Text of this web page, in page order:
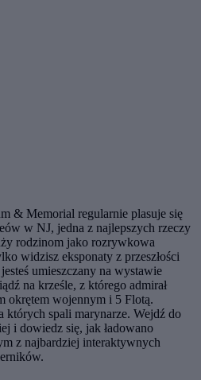
& Memorial regularnie plasuje się
w NJ, jedna z najlepszych rzeczy
rodzinom jako rozrywkowa
widzisz eksponaty z przeszłości
umieszczany na wystawie
na krześle, z którego admirał
okrętem wojennym i 5 Flotą.
których spali marynarze. Wejdź do
i dowiedz się, jak ładowano
z najbardziej interaktywnych